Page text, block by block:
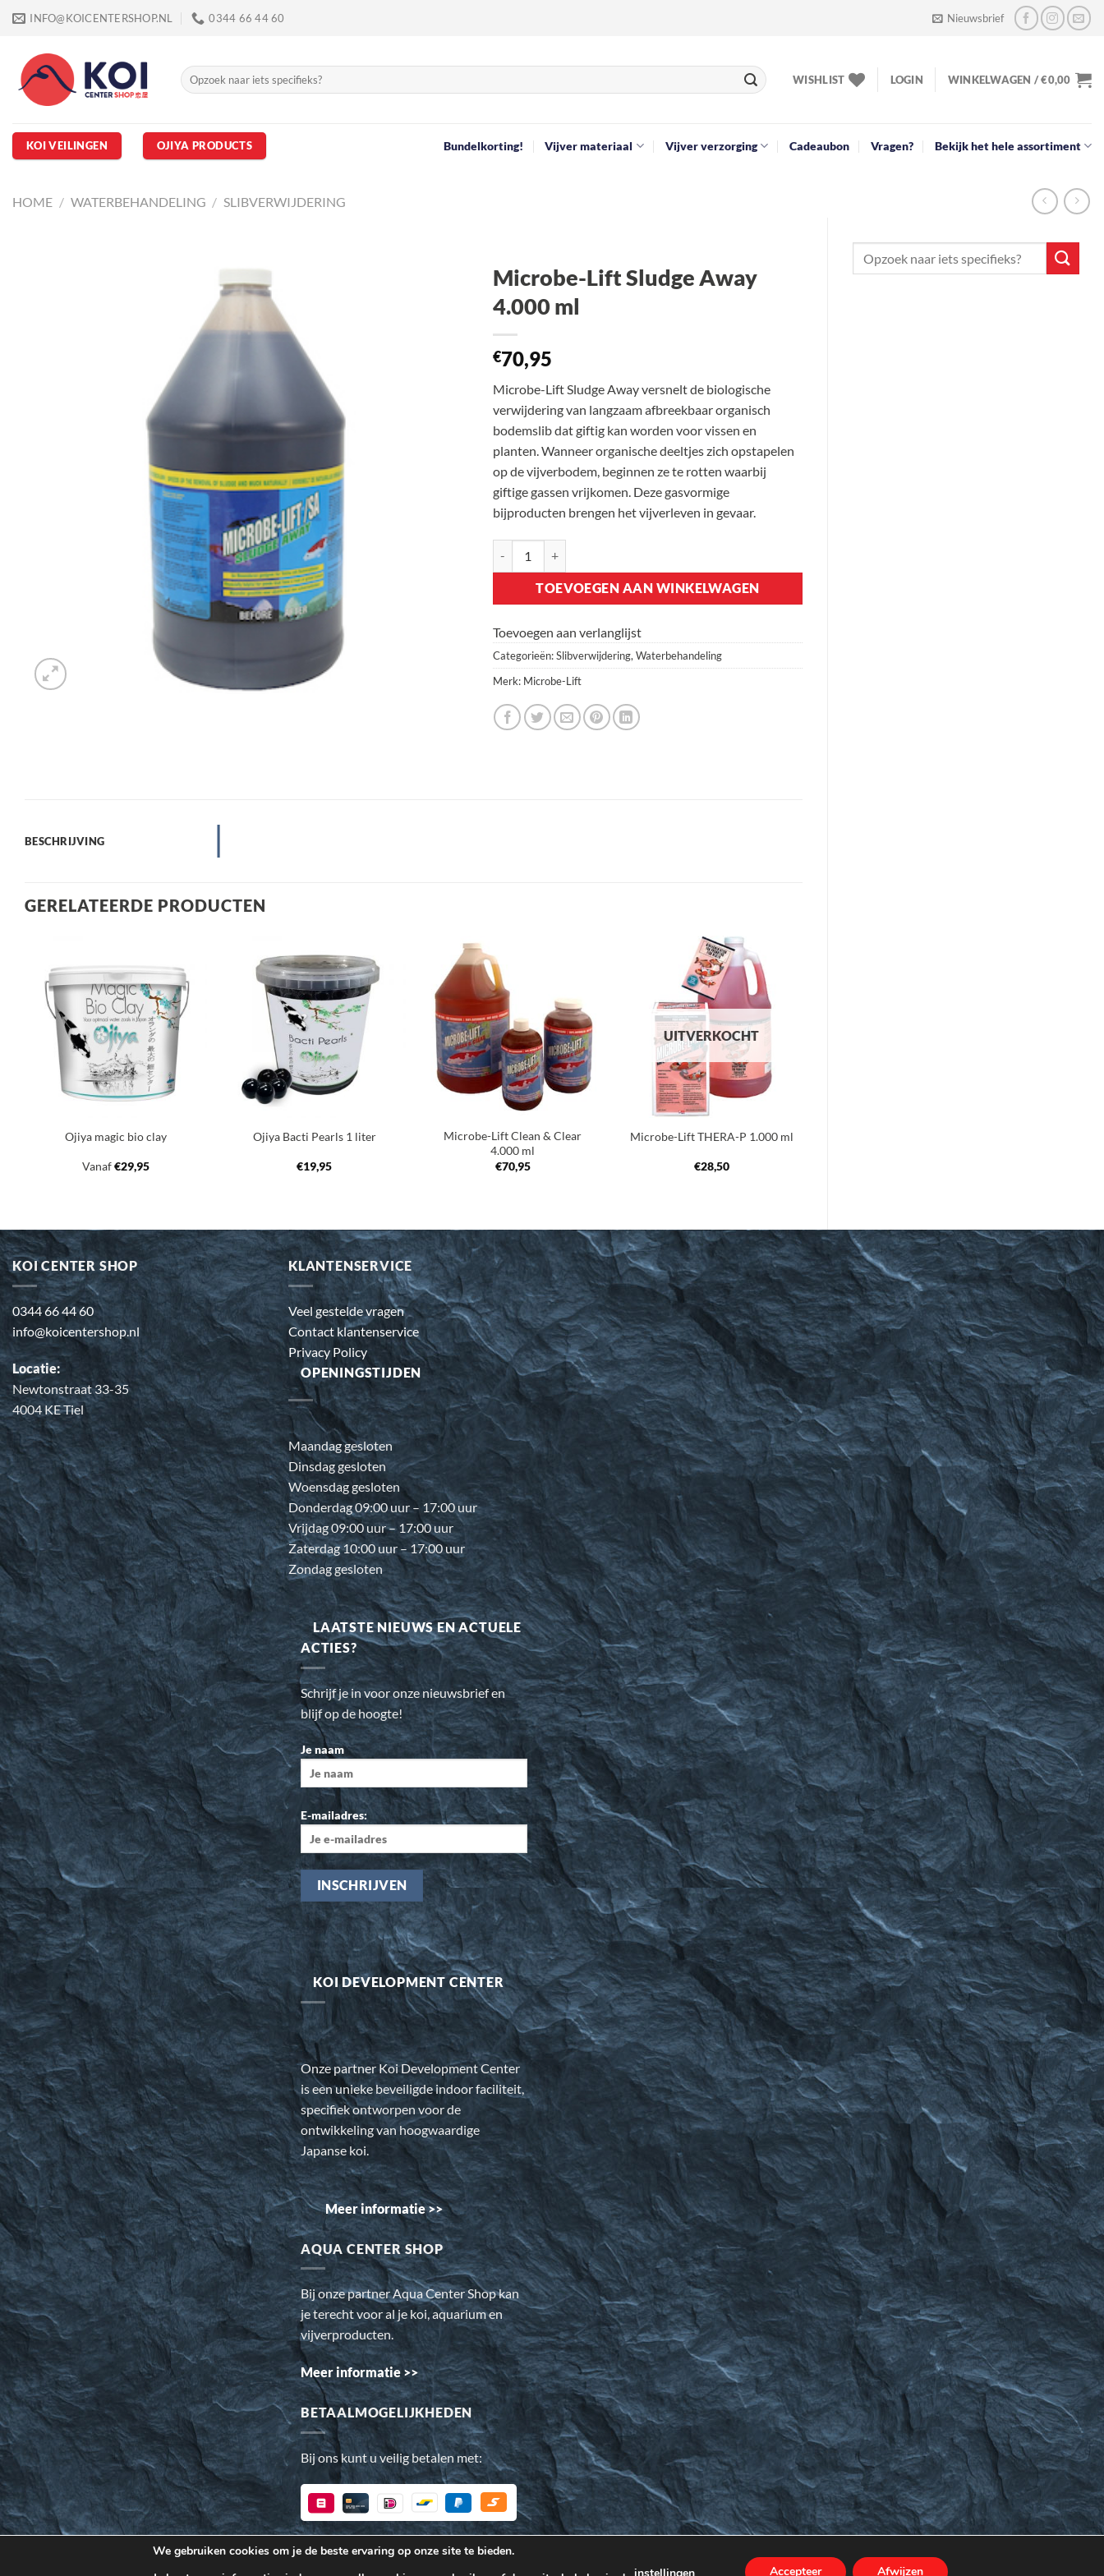
Ga
inhoud
INFO@KOICENTERSHOP.NL 0344 66 44 60 Nieuwsbrief
Zoeken
naar:
WISHLIST LOGIN WINKELWAGEN /€0,00
KOI VEILINGEN OJIYA PRODUCTS Bundelkorting! Vijver materiaal Vijver verzorging Cadeaubon Vragen? Bekijk het hele assortiment
HOME / WATERBEHANDELING / SLIBVERWIJDERING
Microbe-Lift Sludge Away
4.000 ml
€70,95
Microbe-Lift Sludge Away versnelt de biologische
verwijdering van langzaam afbreekbaar organisch
bodemslib dat giftig kan worden voor vissen en
planten. Wanneer organische deeltjes zich opstapelen
op de vijverbodem, beginnen ze te rotten waarbij
giftige gassen vrijkomen. Deze gasvormige
bijproducten brengen het vijverleven in gevaar.
TOEVOEGEN AAN WINKELWAGEN
Toevoegen aan verlanglijst
Categorieën:Slibverwijdering, Waterbehandeling
Merk: Microbe-Lift
BESCHRIJVING
GERELATEERDE PRODUCTEN
Toevoegen
aan
verlanglijst
Ojiya magic bio clay
Vanaf€29,95
Toevoegen
aan
verlanglijst
Ojiya Bacti Pearls 1 liter
€19,95
verlanglijst
Microbe-Lift Clean & Clear
4.000 ml
€70,95
Toevoegen
aan
verlanglijst
UITVERKOCHT
Microbe-Lift THERA-P 1.000 ml
€28,50
KOI CENTER SHOP
0344 66 44 60
info@koicentershop.nl
Locatie:
Newtonstraat 33-35
4004 KE Tiel
KLANTENSERVICE
Veel gestelde vragen
Contact klantenservice
Privacy Policy
OPENINGSTIJDEN
Maandag gesloten
Dinsdag gesloten
Woensdag gesloten
Donderdag 09:00 uur – 17:00 uur
Vrijdag 09:00 uur – 17:00 uur
Zaterdag 10:00 uur – 17:00 uur
Zondag gesloten
LAATSTE NIEUWS EN ACTUELE
ACTIES?
Schrijf je in voor onze nieuwsbrief en
blijf op de hoogte!
Je naam
E-mailadres:
KOI DEVELOPMENT CENTER
Onze partner Koi Development Center
is een unieke beveiligde indoor faciliteit,
specifiek ontworpen voor de
ontwikkeling van hoogwaardige
Japanse koi.
Meer informatie >>
AQUA CENTER SHOP
Bij onze partner Aqua Center Shop kan
je terecht voor al je koi, aquarium en
vijverproducten.
Meer informatie >>
BETAALMOGELIJKHEDEN
Bij ons kunt u veilig betalen met:
We gebruiken cookies om je de beste ervaring op onze site te bieden.
instellingen Accepteer Afwijzen